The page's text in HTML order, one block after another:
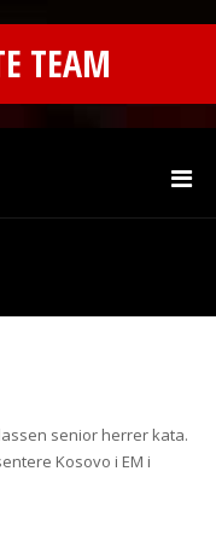
TEAM
senior herrer kata.
Kosovo i EM i